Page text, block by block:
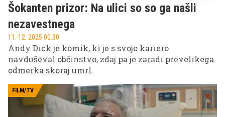
Šokanten prizor: Na ulici so so ga našli
nezavestnega
11. 12. 2025 00.30
Andy Dick je komik, ki je s svojo kariero
navduševal občinstvo, zdaj pa je zaradi prevelikega
odmerka skoraj umrl.
FILM/TV